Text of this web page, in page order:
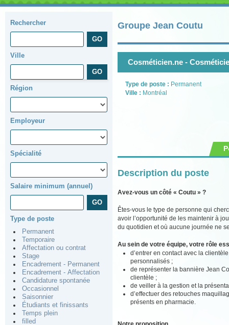
Rechercher
Ville
Région
Employeur
Spécialité
Salaire minimum (annuel)
Type de poste
Permanent
Temporaire
Affectation ou contrat
Stage
Encadrement - Permanent
Encadrement - Affectation
Candidature spontanée
Occasionnel
Saisonnier
Étudiants et finissants
Temps plein
filled
Groupe Jean Coutu
Cosméticien.ne -
Type de poste : Permanent
Ville : Montréal
Description du poste
Avez-vous un côté « Coutu » ?
Êtes-vous le type de personne qui
avoir l’opportunité de les maintenir à
du quotidien et où aucune journée ne
Au sein de votre équipe, votre rôle
d’entrer en contact avec la
personnalisés ;
de représenter la bannière Jean
clientèle ;
de veiller à la gestion et la
d’effectuer des retouches
présents en pharmacie.